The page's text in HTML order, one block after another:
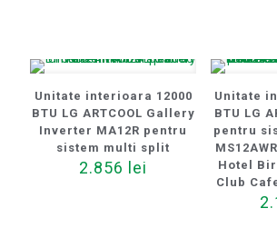
Unitate interioara 12000
BTU LG ARTCOOL Gallery
Inverter MA12R pentru
sistem multi split
2.856 lei
Unitate
BTU LG
pentru
Hotel
Club